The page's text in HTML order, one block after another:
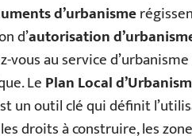
d’urbanisme
d’autorisation
vous au service
LePlan Local
un outil clé qui définit
droits à construire, les